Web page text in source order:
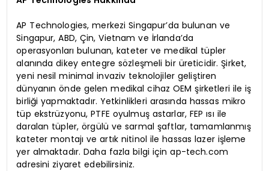
AP Technologies, merkezi Singapur’da bulunan ve
Singapur, ABD, Çin, Vietnam ve İrlanda’da
operasyonları bulunan, kateter ve medikal tüpler
alanında dikey entegre sözleşmeli bir üreticidir. Şirket,
yeni nesil minimal invaziv teknolojiler geliştiren
dünyanın önde gelen medikal cihaz OEM şirketleri ile iş
birliği yapmaktadır. Yetkinlikleri arasında hassas mikro
tüp ekstrüzyonu, PTFE oyulmuş astarlar, FEP ısı ile
daralan tüpler, örgülü ve sarmal şaftlar, tamamlanmış
kateter montajı ve artık nitinol ile hassas lazer işleme
yer almaktadır. Daha fazla bilgi için ap-tech.com
adresini ziyaret edebilirsiniz.